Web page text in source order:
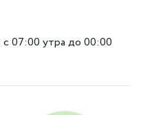
с 07:00 утра до 00:00